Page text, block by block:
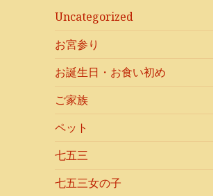
Uncategorized
お宮参り
お誕生日・お食い初め
ご家族
ペット
七五三
七五三女の子